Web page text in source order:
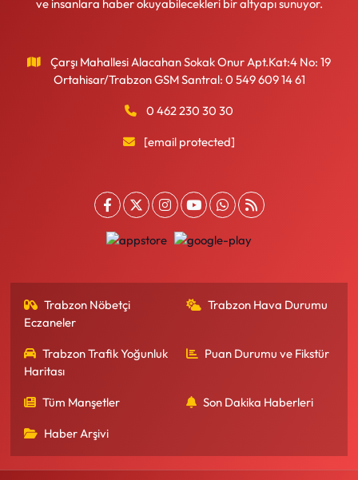
ve insanlara haber okuyabilecekleri bir altyapı sunuyor.
Çarşı Mahallesi Alacahan Sokak Onur Apt.Kat:4 No: 19
Ortahisar/Trabzon GSM Santral: 0 549 609 14 61
0 462 230 30 30
[email protected]
Trabzon Nöbetçi
Eczaneler
Trabzon Hava Durumu
Trabzon Trafik Yoğunluk
Haritası
Puan Durumu ve Fikstür
Tüm Manşetler Son Dakika Haberleri
Haber Arşivi